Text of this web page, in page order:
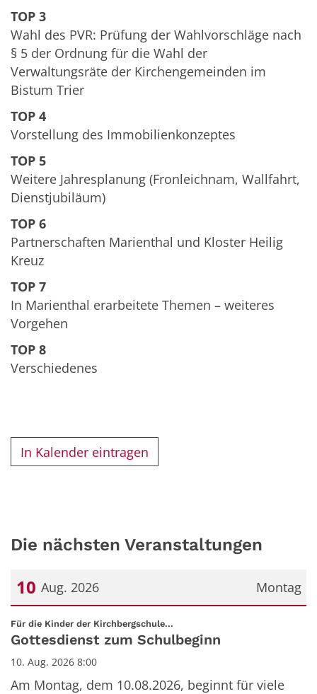
TOP 3
Wahl des PVR: Prüfung der Wahlvorschläge nach
§ 5 der Ordnung für die Wahl der
Verwaltungsräte der Kirchengemeinden im
Bistum Trier
TOP 4
Vorstellung des Immobilienkonzeptes
TOP 5
Weitere Jahresplanung (Fronleichnam, Wallfahrt,
Dienstjubiläum)
TOP 6
Partnerschaften Marienthal und Kloster Heilig
Kreuz
TOP 7
In Marienthal erarbeitete Themen – weiteres
Vorgehen
TOP 8
Verschiedenes
In Kalender eintragen
Die nächsten Veranstaltungen
Montag
10 Aug. 2026
Datum: 10. August 2026
Für die Kinder der Kirchbergschule...
Gottesdienst zum Schulbeginn
10. Aug. 2026 8:00
Am Montag, dem 10.08.2026, beginnt für viele